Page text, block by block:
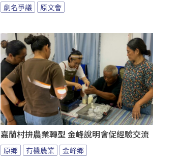
劇名爭議
原文會
嘉蘭村拚農業轉型 金峰說明會促經驗交流
原鄉 有機農業 金峰鄉